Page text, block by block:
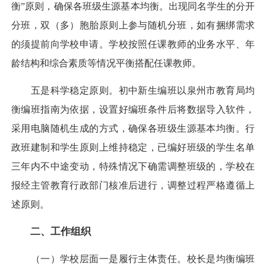
衡”原则，确保各班级生源基本均衡。出现同名学生的分开
分班，双（多）胞胎原则上参与随机分班，如有捆绑需求
的须提前向学校申请。学校按照任课教师的业务水平、年
龄结构和综合素质等情况平衡搭配任课教师。
五是科学稳定原则。初中新生编班以泉州市教育局均
衡编班指南为依据，设置好编班条件后将数据导入软件，
采用电脑随机生成的方式，确保各班级生源基本均衡。行
政班建制和学生原则上维持稳定，已编好班级的学生名单
三年内不中途变动，特殊情况下确需调整班级的，学校在
报经主管教育行政部门核准后进行，调整过程严格遵循上
述原则。
二、工作组织
（一）学校层面一是履行主体责任。校长是均衡编班